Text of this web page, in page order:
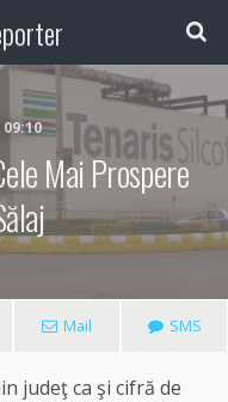
Mai Prospere
Mail SMS
judeţ ca şi cifră de